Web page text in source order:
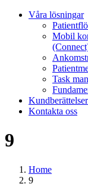
Våra lösningar
Mobil
Task
Kundberättelser
Kontakta oss
9
Home
9